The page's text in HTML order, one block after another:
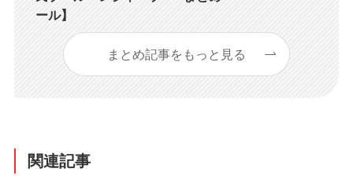
ール】
まとめ記事をもっと見る
関連記事